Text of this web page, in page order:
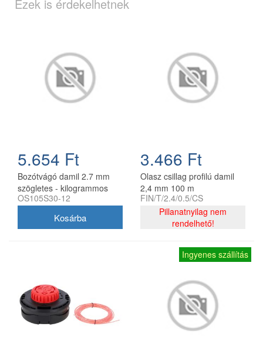
Ezek is érdekelhetnek
5.654 Ft
Bozótvágó damil 2.7 mm
szögletes - kilogrammos
kiszerelés
OS105S30-12
3.466 Ft
Olasz csillag profilú damil
2,4 mm 100 m
FIN/T/2.4/0.5/CS
Pillanatnyilag nem
rendelhető!
Ingyenes szállítás